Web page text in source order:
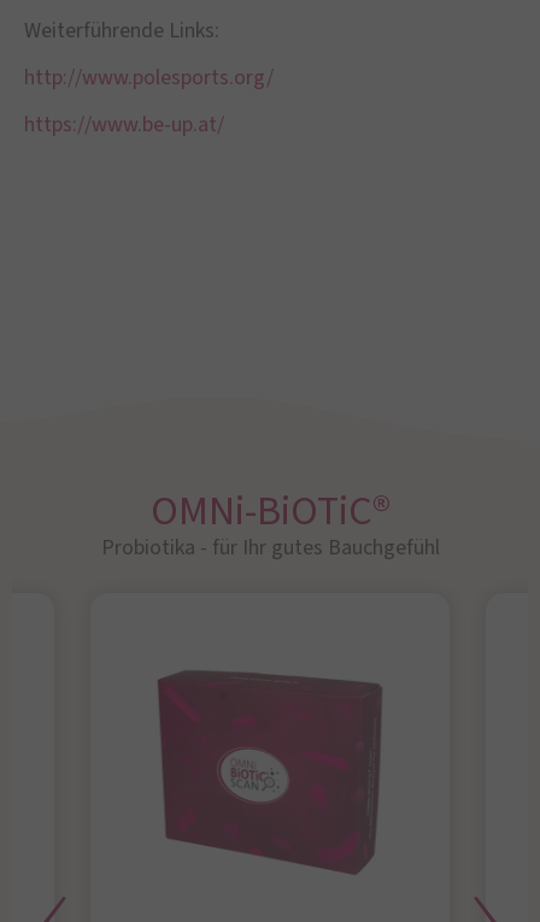
Weiterführende Links:
http://www.polesports.org/
https://www.be-up.at/
OMNi-BiOTiC®
Probiotika - für Ihr gutes Bauchgefühl​